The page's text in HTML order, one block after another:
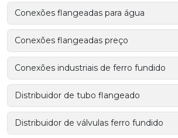
Conexões flangeadas para água
Conexões flangeadas preço
Conexões industriais de ferro fundido
Distribuidor de tubo flangeado
Distribuidor de válvulas ferro fundido